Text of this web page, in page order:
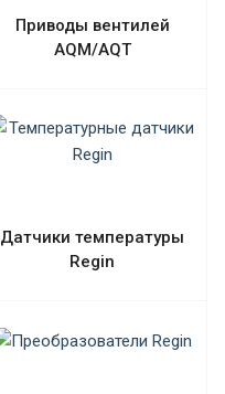
Приводы вентилей
AQM/AQT
Датчики температуры
Regin